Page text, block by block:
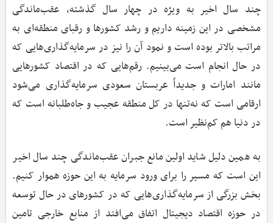
چند سال اخیر به ویژه در چهار سال گذشته، عقب‌ماندگی
مشخصی در این زمینه داریم و رشد کشورها و رقبای منطقه‌ای به
مراتب بالاتر بوده است و نمود آن را نیز در سرمایه‌گذاری‌هایی که
در حال انجام است می‌بینیم. رقم‌هایی که در اقتصاد کشورهایی
مانند امارات و جدیداً عربستان سعودی سرمایه‌گذاری می‌شود
ارقامی است که نه‌تنها در کل منطقه عجیب و جاه‌طلبانه است که
در دنیا هم کم‌نظیر است.
به همین دلیل شاید اولین مانع جبران عقب‌ماندگی چند سال اخیر
این است که مسیر را برای ورود سرمایه به این حوزه هموار کنیم.
بخش بزرگی از سرمایه‌گذاری‌هایی که در کشورهای در حال توسعه
در حوزه اقتصاد دیجیتال اتفاق می‌افتد از منابع خارجی تامین